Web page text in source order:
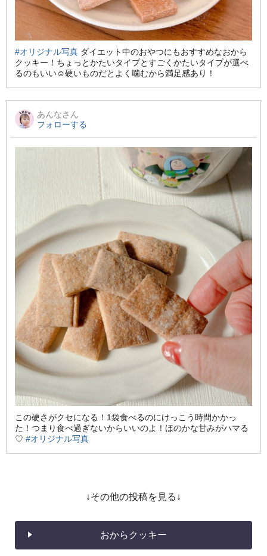
#オリジナル写真 ダイエット中のおやつにもおすすめなおから
クッキー！ちょっとかたいタイプとすごくかたいタイプが選べ
るのもいい☺️硬いものだとよく噛むから満足感あり！
あんなさん
フォローする
この硬さがクセになる！1袋食べるのにけっこう時間かかっ
た！つまり食べ過ぎないからいいのよ！ほのかな甘みがハマる
♡ #オリジナル写真
↓その他の投稿を見る↓
おからクッキー